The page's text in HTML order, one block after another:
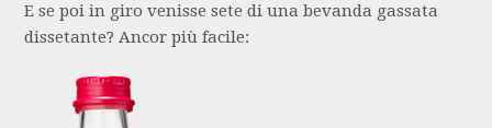
E se poi in giro venisse sete di una bevanda gassata
dissetante? Ancor più facile: